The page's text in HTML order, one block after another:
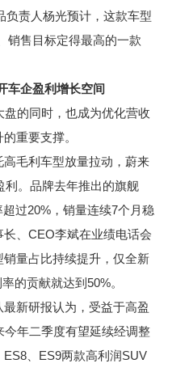
负责人杨光预计，这款车型
销售目标定得最高的一款
车企盈利增长空间
的同时，也成为优化营收
重要支撑。
毛利车型放量拉动，蔚来
利。品牌去年推出的旗舰
过20%，销量连续7个月稳
、CEO李斌在业绩电话会
量占比持续提升，仅全新
的贡献就达到50%。
新研报认为，受益于高盈
年二季度有望延续经调整
、ES9两款高利润SUV